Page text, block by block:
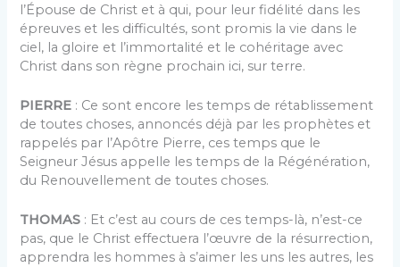
l’Épouse de Christ et à qui, pour leur fidélité dans les
épreuves et les difficultés, sont promis la vie dans le
ciel, la gloire et l’immortalité et le cohéritage avec
Christ dans son règne prochain ici, sur terre.
PIERRE : Ce sont encore les temps de rétablissement
de toutes choses, annoncés déjà par les prophètes et
rappelés par l’Apôtre Pierre, ces temps que le
Seigneur Jésus appelle les temps de la Régénération,
du Renouvellement de toutes choses.
THOMAS : Et c’est au cours de ces temps-là, n’est-ce
pas, que le Christ effectuera l’œuvre de la résurrection,
apprendra les hommes à s’aimer les uns les autres, les